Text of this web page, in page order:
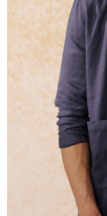
https://aftee.tw/terms/
３．未成年的使用者請
「AFTEE先享後付」
任。
４．使用「AFTEE先
時審查核予不同之上限
請求用戶進行身份認證。
５．嚴禁一人註冊多個
恩沛科技股份有限公司